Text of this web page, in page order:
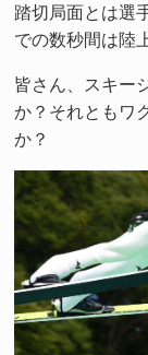
踏切局面とは選
での数秒間は陸
皆さん、スキー
か？それともワ
か？